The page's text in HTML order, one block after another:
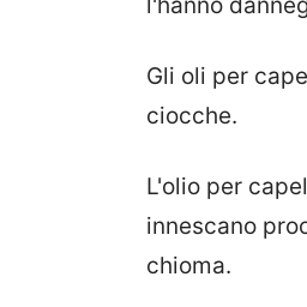
Gli oli per
ciocche.
L'olio per
innescano
chioma.